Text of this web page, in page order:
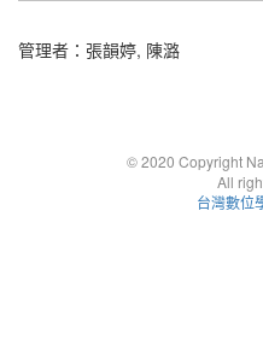
管理者： 張韻婷, 陳潞
© 2020 Copyright
All
台灣數位